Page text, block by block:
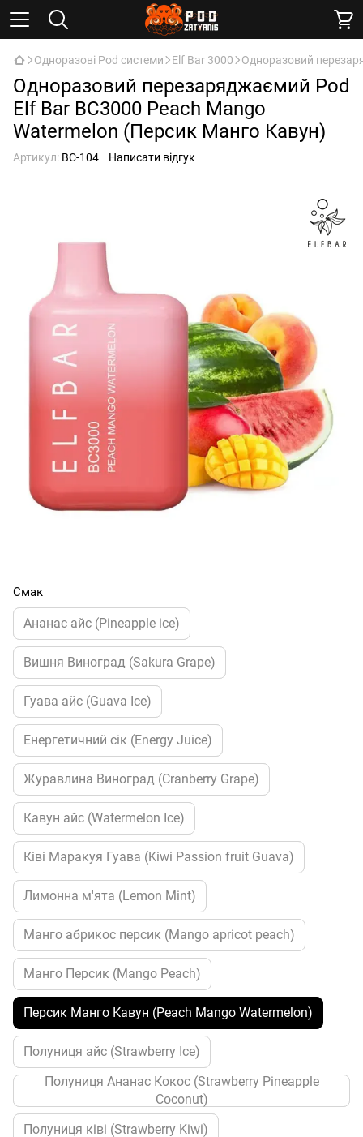
Одноразові Pod системи Elf Bar 3000 Одноразовий
Одноразовий перезаряджаємий Pod
Elf Bar BC3000 Peach Mango
Watermelon (Персик Манго Кавун)
Артикул: BC-104 Написати відгук
Смак
Ананас айс (Pineapple ice)
Вишня Виноград (Sakura Grape)
Гуава айс (Guava Ice)
Енергетичний сік (Energy Juice)
Журавлина Виноград (Cranberry Grape)
Кавун айс (Watermelon Ice)
Ківі Маракуя Гуава (Kiwi Passion fruit Guava)
Лимонна м'ята (Lemon Mint)
Манго абрикос персик (Mango apricot peach)
Манго Персик (Mango Peach)
Персик Манго Кавун (Peach Mango Watermelon)
Полуниця айс (Strawberry Ice)
Полуниця Ананас Кокос (Strawberry Pineapple
Coconut)
Полуниця ківі (Strawberry Kiwi)